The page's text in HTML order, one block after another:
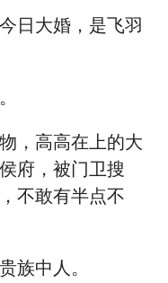
日大婚，是飞羽
，高高在上的大
府，被门卫搜
不敢有半点不
族中人。